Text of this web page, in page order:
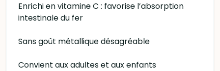
Enrichi en vitamine C : favorise l’absorption
intestinale du fer
Sans goût métallique désagréable
Convient aux adultes et aux enfants